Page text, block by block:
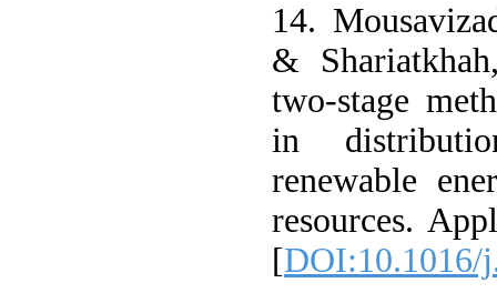
14.
&
two-stage
in
renewable
resources.
[DOI:10.1016/